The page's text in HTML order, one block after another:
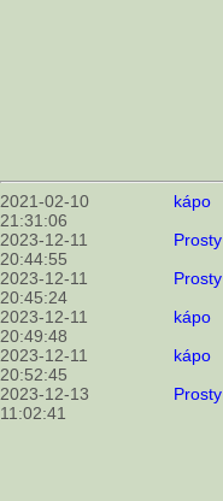
2021-02-10
21:31:06
kápo
2023-12-11
20:44:55
Prosty
2023-12-11
20:45:24
Prosty
2023-12-11
20:49:48
kápo
2023-12-11
20:52:45
kápo
2023-12-13
11:02:41
Prosty